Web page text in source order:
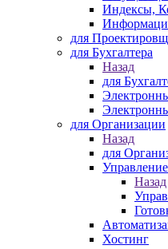
Индексы,
для
для Бухгалтера
Назад
для
для Организации
Назад
для
Назад
Хостинг